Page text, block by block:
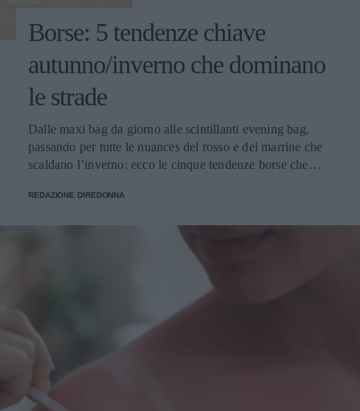
Borse: 5 tendenze chiave
autunno/inverno che dominano
le strade
Dalle maxi bag da giorno alle scintillanti evening bag,
passando per tutte le nuances del rosso e del marrine che
scaldano l’inverno: ecco le cinque tendenze borse che
REDAZIONE DIREDONNA